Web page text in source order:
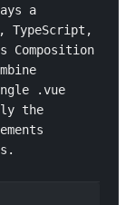
a
TypeScript,
Composition
.vue
the